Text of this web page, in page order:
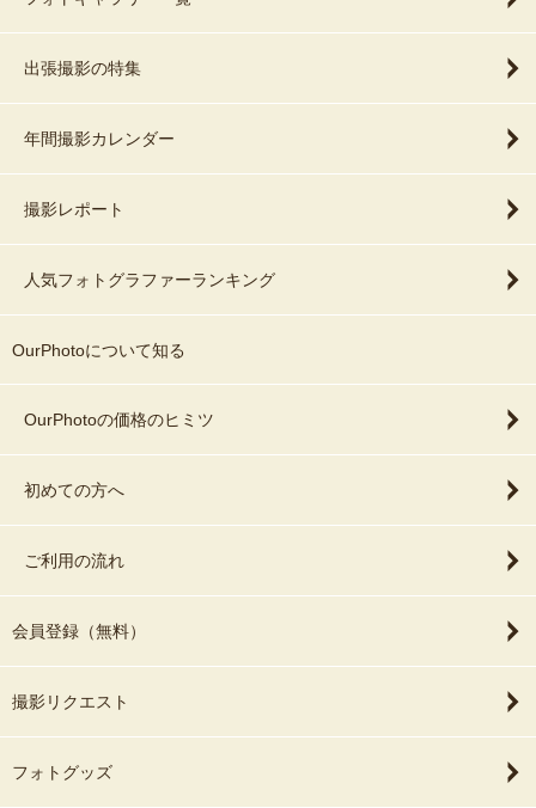
出張撮影の特集
年間撮影カレンダー
撮影レポート
人気フォトグラファーランキング
OurPhotoについて知る
OurPhotoの価格のヒミツ
初めての方へ
ご利用の流れ
会員登録（無料）
撮影リクエスト
フォトグッズ